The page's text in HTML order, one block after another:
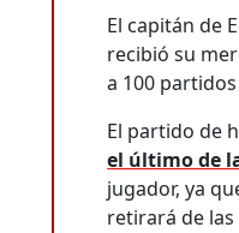
El capitán de
recibió su
a 100
El partido de
el último de
jugador, ya
retirará de las